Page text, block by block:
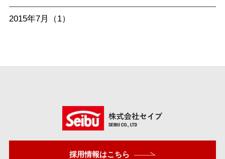
2015年7月（1）
採用情報はこちら